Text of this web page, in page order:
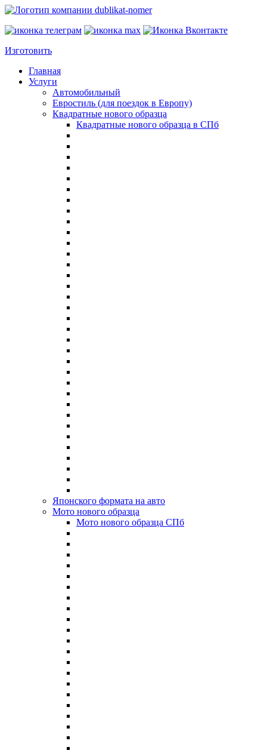
Изготовить
Главная
Услуги
Автомобильный
Евростиль (для поездок в Европу)
Квадратные нового образца
Квадратные нового образца в СПб
Японского формата на авто
Мото нового образца
Мото нового образца СПб